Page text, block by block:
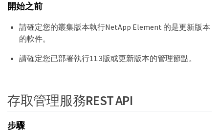
開始之前
請確定您的叢集版本執行NetApp Element 的是更新版本
的軟件。
請確定您已部署執行11.3版或更新版本的管理節點。
存取管理服務REST API
步驟